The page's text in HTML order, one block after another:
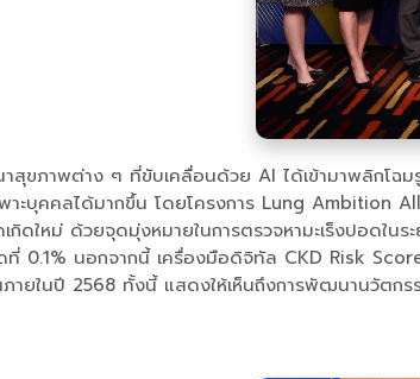
สุขภาพต่าง ๆ ที่ขับเคลื่อนด้วย AI ได้เข้ามาพลิกโฉม
พาะบุคคลได้มากขึ้น โดยโครงการ Lung
กิดใหม่ ด้วยจุดมุ่งหมายในการตรวจหามะเร็งปอดใ
ที่ 0.1% นอกจากนี้ เครื่องมือดิจิทัล CKD Risk
ภายในปี 2568 ทั้งนี้ แสดงให้เห็นถึงการพัฒนานวัต